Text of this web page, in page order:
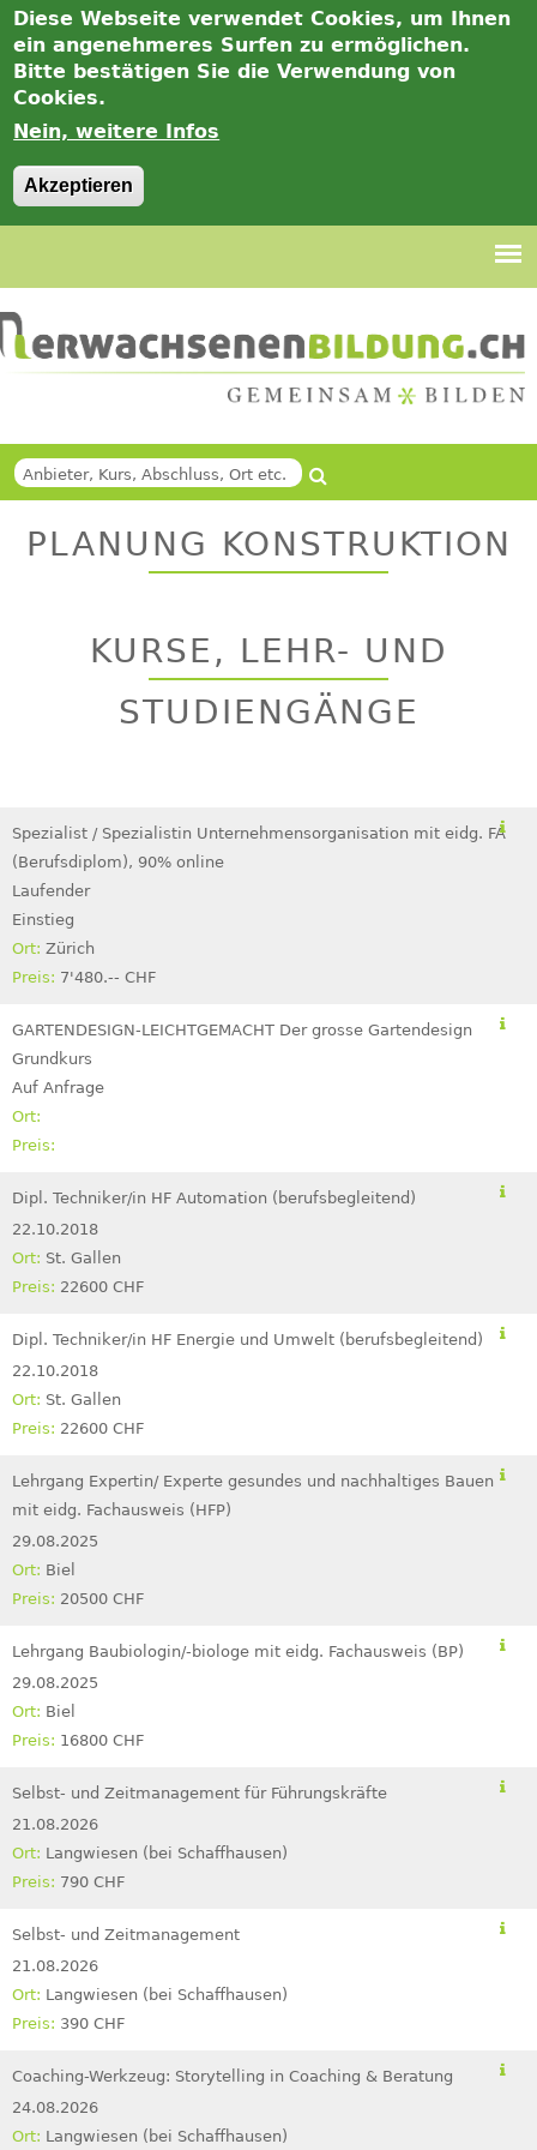
Diese Webseite verwendet Cookies, um Ihnen
ein angenehmeres Surfen zu ermöglichen.
Bitte bestätigen Sie die Verwendung von
Cookies.
Nein, weitere Infos
Akzeptieren
Suche
Back
to
top
PLANUNG KONSTRUKTION
KURSE, LEHR- UND
STUDIENGÄNGE
Spezialist / Spezialistin Unternehmensorganisation mit eidg. FA
(Berufsdiplom), 90% online
Laufender
Einstieg
Zürich
7'480.-- CHF
GARTENDESIGN-LEICHTGEMACHT Der grosse Gartendesign
Grundkurs
Auf Anfrage
Dipl. Techniker/in HF Automation (berufsbegleitend)
22.10.2018
St. Gallen
22600 CHF
Dipl. Techniker/in HF Energie und Umwelt (berufsbegleitend)
22.10.2018
St. Gallen
22600 CHF
Lehrgang Expertin/ Experte gesundes und nachhaltiges Bauen
mit eidg. Fachausweis (HFP)
29.08.2025
Biel
20500 CHF
Lehrgang Baubiologin/-biologe mit eidg. Fachausweis (BP)
29.08.2025
Biel
16800 CHF
Selbst- und Zeitmanagement für Führungskräfte
21.08.2026
Langwiesen (bei Schaffhausen)
790 CHF
Selbst- und Zeitmanagement
21.08.2026
Langwiesen (bei Schaffhausen)
390 CHF
Coaching-Werkzeug: Storytelling in Coaching & Beratung
24.08.2026
Langwiesen (bei Schaffhausen)